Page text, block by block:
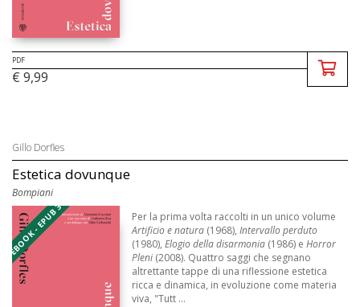
PDF
€ 9,99
Gillo Dorfles
Estetica dovunque
Bompiani
EBOOK - EPUB 3
Per la prima volta raccolti in un unico volume
Artificio e natura (1968),Intervallo perduto
(1980),Elogio della disarmonia (1986) eHorror
Pleni (2008). Quattro saggi che segnano
altrettante tappe di una riflessione estetica
ricca e dinamica, in evoluzione come materia
viva, "Tutt ...